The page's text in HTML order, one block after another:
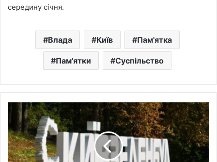
середину січня.
Влада Київ Пам'ятка
Пам'ятки Суспільство
"Київзеленбуд"
понад
12
млн
грн